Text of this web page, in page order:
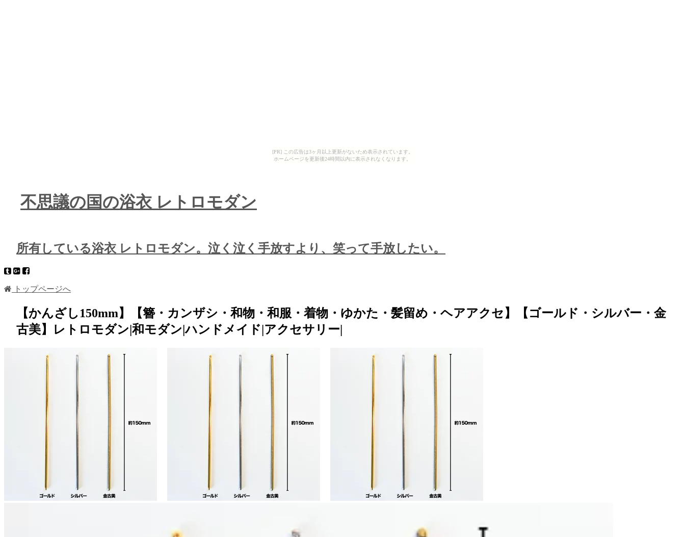
[PR] この広告は3ヶ月以上更新がないため表示されています。
ホームページを更新後24時間以内に表示されなくなります。
不思議の国の浴衣 レトロモダン
所有している浴衣 レトロモダン。泣く泣く手放すより、笑って手放したい。
トップページへ
【かんざし150mm】【簪・カンザシ・和物・和服・着物・ゆかた・髪留め・ヘアアクセ】【ゴールド・シルバー・金
古美】レトロモダン|和モダン|ハンドメイド|アクセサリー|